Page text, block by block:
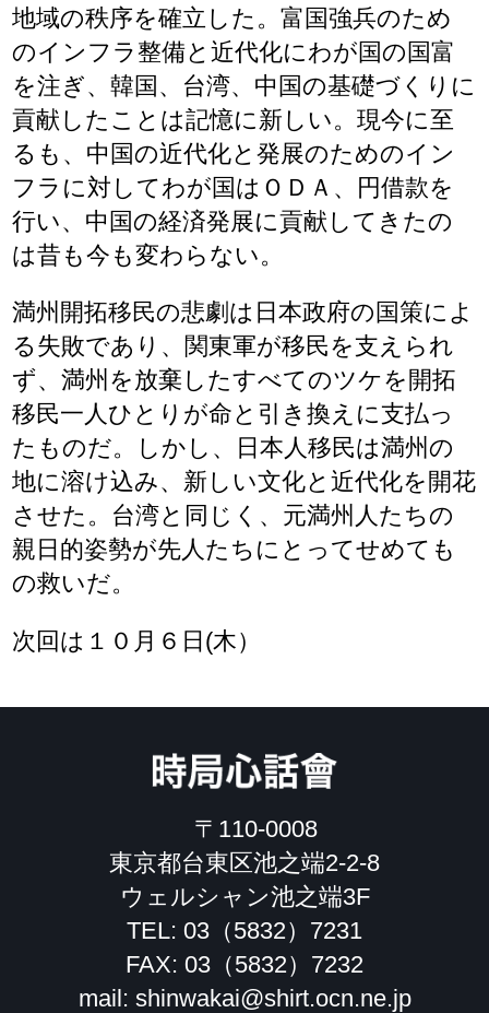
地域の秩序を確立した。富国強兵のため
のインフラ整備と近代化にわが国の国富
を注ぎ、韓国、台湾、中国の基礎づくりに
貢献したことは記憶に新しい。現今に至
るも、中国の近代化と発展のためのイン
フラに対してわが国はＯＤＡ、円借款を
行い、中国の経済発展に貢献してきたの
は昔も今も変わらない。
満州開拓移民の悲劇は日本政府の国策によ
る失敗であり、関東軍が移民を支えられ
ず、満州を放棄したすべてのツケを開拓
移民一人ひとりが命と引き換えに支払っ
たものだ。しかし、日本人移民は満州の
地に溶け込み、新しい文化と近代化を開花
させた。台湾と同じく、元満州人たちの
親日的姿勢が先人たちにとってせめても
の救いだ。
次回は１０月６日(木）
〒110-0008
東京都台東区池之端2-2-8
ウェルシャン池之端3F
TEL: 03（5832）7231
FAX: 03（5832）7232
mail: shinwakai@shirt.ocn.ne.jp